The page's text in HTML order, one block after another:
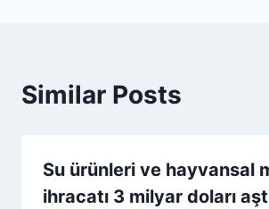
Similar Posts
Su ürünleri ve hayvansal
ihracatı 3 milyar doları